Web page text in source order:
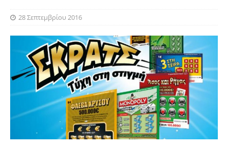
28 Σεπτεμβρίου 2016